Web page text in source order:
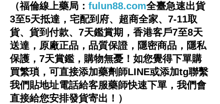
（福倫線上藥局： fulun88.com全臺急速出貨
3至5天抵達，宅配到府、超商全家、7-11取
貨、貨到付款、7天鑑賞期，香港客戶7至8天
送達，原廠正品，品質保證，隱密商品，隱私
保護，7天賞鑑，購物無憂！如您覺得下單購
買繁瑣，可直接添加藥劑師LINE或添加tg聯繫
我們貼地址電話給客服藥師快速下單，我們會
直接給您安排發貨寄出！）